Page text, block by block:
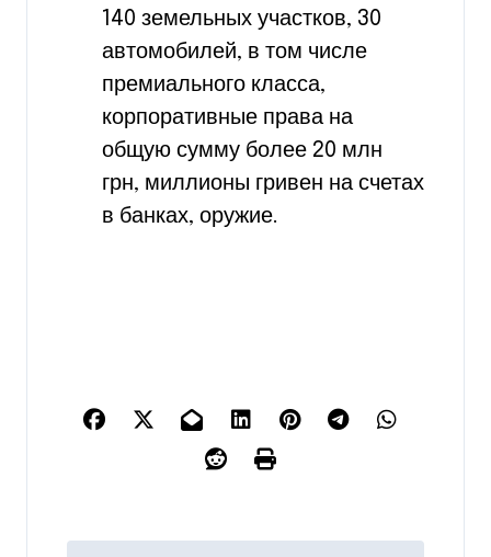
140 земельных участков, 30
автомобилей, в том числе
премиального класса,
корпоративные права на
общую сумму более 20 млн
грн, миллионы гривен на счетах
в банках, оружие.